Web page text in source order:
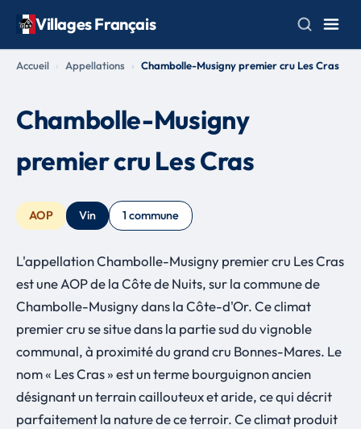
Villages Français
Accueil Appellations Chambolle-Musigny premier cru Les Cras
Chambolle-Musigny
premier cru Les Cras
AOP Vin 1 commune
L'appellation Chambolle-Musigny premier cru Les Cras
est une AOP de la Côte de Nuits, sur la commune de
Chambolle-Musigny dans la Côte-d'Or. Ce climat
premier cru se situe dans la partie sud du vignoble
communal, à proximité du grand cru Bonnes-Mares. Le
nom « Les Cras » est un terme bourguignon ancien
désignant un terrain caillouteux et aride, ce qui décrit
parfaitement la nature de ce terroir. Ce climat produit